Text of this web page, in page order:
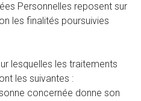
Personnelles reposent sur
les finalités poursuivies
lesquelles les traitements
les suivantes :
concernée donne son